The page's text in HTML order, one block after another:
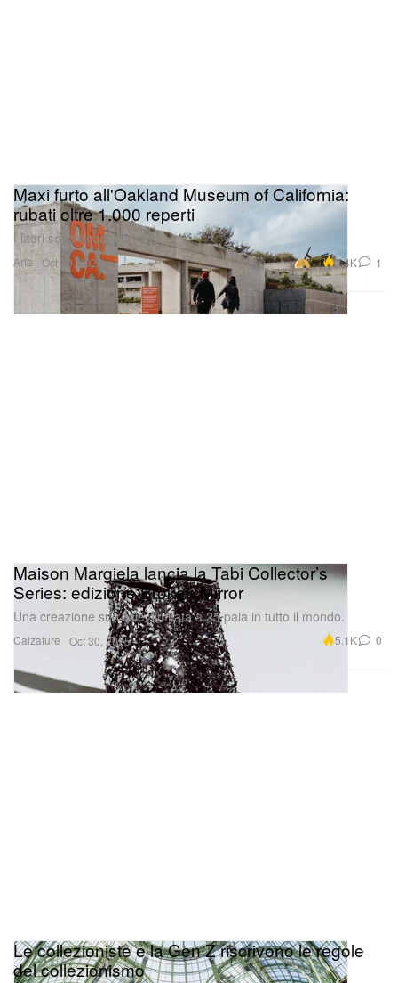
Arte
Maxi furto all'Oakland Museum of California:
rubati oltre 1.000 reperti
I ladri sono ancora in fuga.
Oct 30, 2025 2.4K 1
Calzature
Maison Margiela lancia la Tabi Collector’s
Series: edizione Broken Mirror
Una creazione surreale, limitata a 25 paia in tutto il mondo.
Oct 30, 2025 5.1K 0
Le collezioniste e la Gen Z riscrivono le regole
del collezionismo